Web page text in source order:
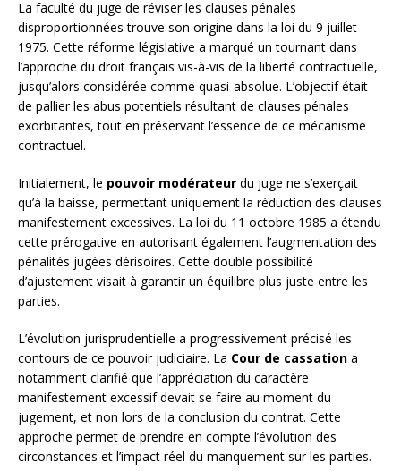
La faculté du juge de réviser les clauses pénales
disproportionnées trouve son origine dans la loi du 9 juillet
1975. Cette réforme législative a marqué un tournant dans
l’approche du droit français vis-à-vis de la liberté contractuelle,
jusqu’alors considérée comme quasi-absolue. L’objectif était
de pallier les abus potentiels résultant de clauses pénales
exorbitantes, tout en préservant l’essence de ce mécanisme
contractuel.
Initialement, le pouvoir modérateur du juge ne s’exerçait
qu’à la baisse, permettant uniquement la réduction des clauses
manifestement excessives. La loi du 11 octobre 1985 a étendu
cette prérogative en autorisant également l’augmentation des
pénalités jugées dérisoires. Cette double possibilité
d’ajustement visait à garantir un équilibre plus juste entre les
parties.
L’évolution jurisprudentielle a progressivement précisé les
contours de ce pouvoir judiciaire. La Cour de cassation a
notamment clarifié que l’appréciation du caractère
manifestement excessif devait se faire au moment du
jugement, et non lors de la conclusion du contrat. Cette
approche permet de prendre en compte l’évolution des
circonstances et l’impact réel du manquement sur les parties.